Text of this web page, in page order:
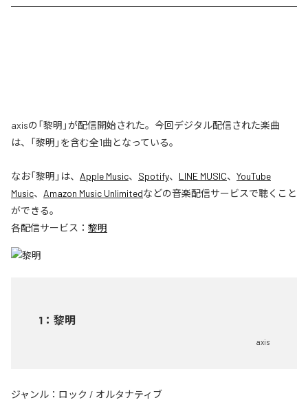
axisの「黎明」が配信開始された。今回デジタル配信された楽曲
は、「黎明」を含む全1曲となっている。
なお「黎明 」は、 Apple Music、 Spotify、 LINE MUSIC、 YouTube
Music、 Amazon Music Unlimitedなどの音楽配信サービスで聴くこと
ができる。
各配信サービス： 黎明
1 ： 黎明
axis
ジャンル： ロック / オルタナティブ